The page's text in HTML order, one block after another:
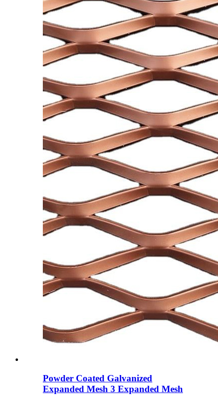
Powder Coated Galvanized
Expanded Mesh 3 Expanded Mesh